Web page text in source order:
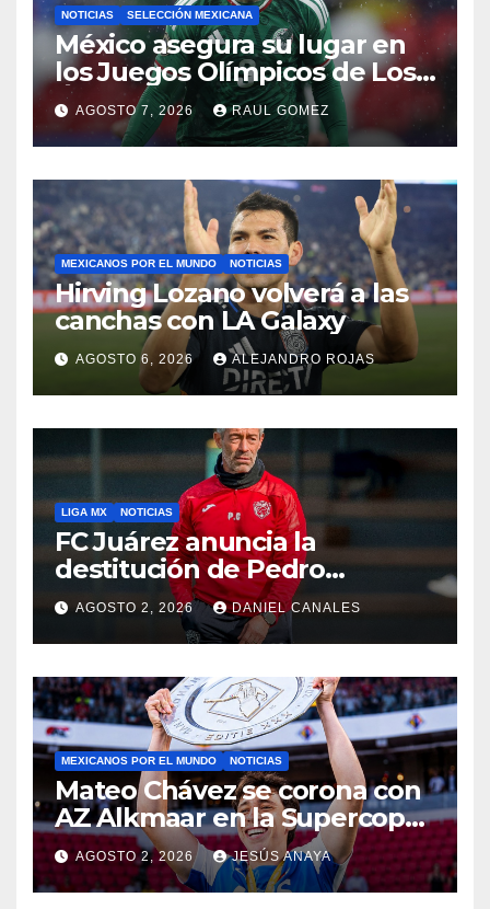
NOTICIAS SELECCIÓN MEXICANA
México asegura su lugar en
los Juegos Olímpicos de Los
Ángeles 2028
AGOSTO 7, 2026 RAUL GOMEZ
MEXICANOS POR EL MUNDO NOTICIAS
Hirving Lozano volverá a las
canchas con LA Galaxy
AGOSTO 6, 2026 ALEJANDRO ROJAS
LIGA MX NOTICIAS
FC Juárez anuncia la
destitución de Pedro
Caixinha
AGOSTO 2, 2026 DANIEL CANALES
MEXICANOS POR EL MUNDO NOTICIAS
Mateo Chávez se corona con
AZ Alkmaar en la Supercopa
de Países Bajos
AGOSTO 2, 2026 JESÚS ANAYA